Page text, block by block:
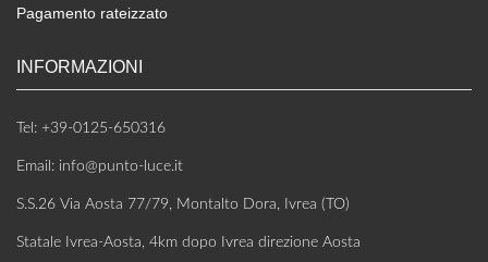
Pagamento rateizzato
INFORMAZIONI
Tel: +39-0125-650316
Email: info@punto-luce.it
S.S.26 Via Aosta 77/79, Montalto Dora, Ivrea (TO)
Statale Ivrea-Aosta, 4km dopo Ivrea direzione Aosta